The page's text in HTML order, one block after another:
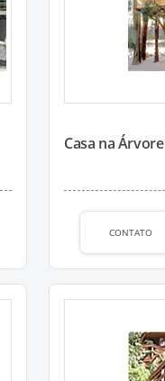
Casa na
CONTATO